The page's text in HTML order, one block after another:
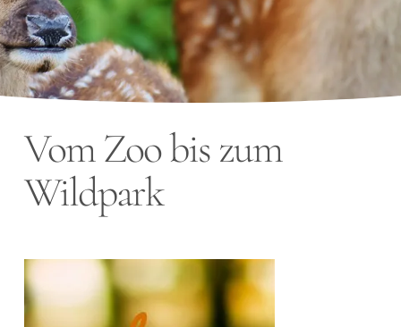
Vom Zoo bis zum
Wildpark